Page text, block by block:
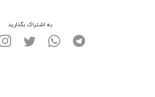
به اشتراک بگذارید